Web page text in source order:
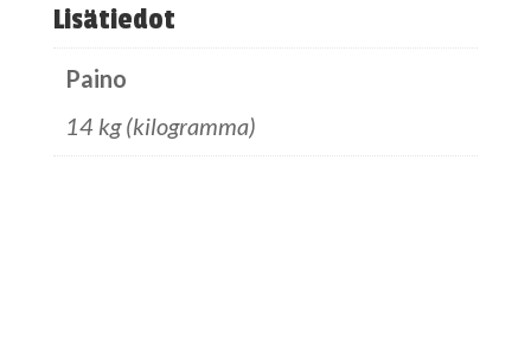
Lisätiedot
Paino
14 kg (kilogramma)